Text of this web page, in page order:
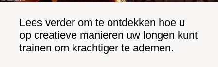
Lees verder om te ontdekken hoe u
op creatieve manieren uw longen kunt
trainen om krachtiger te ademen.